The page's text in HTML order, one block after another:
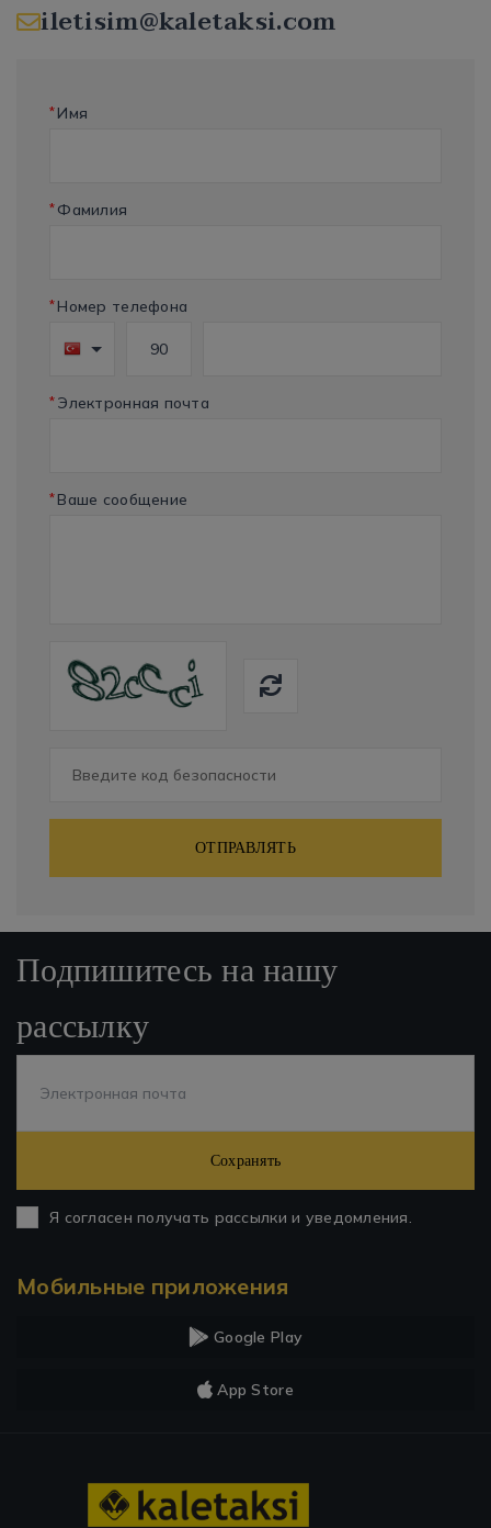
iletisim@kaletaksi.com
* Имя
* Фамилия
* Номер телефона
* Электронная почта
* Ваше сообщение
ОТПРАВЛЯТЬ
Подпишитесь на нашу
рассылку
Сохранять
Я согласен получать рассылки и уведомления.
Мобильные приложения
Google Play
App Store